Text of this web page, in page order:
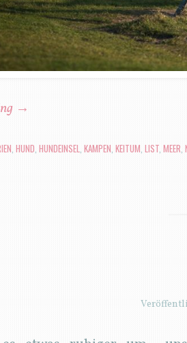
→
, HUND, HUNDEINSEL, KAMPEN, KEITUM, LIST, MEER,